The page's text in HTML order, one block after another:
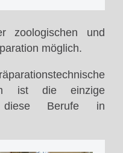
zoologischen und
möglich.
ist die einzige
diese Berufe in